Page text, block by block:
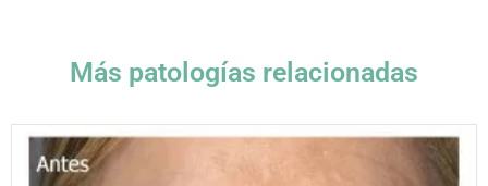
Más patologías relacionadas